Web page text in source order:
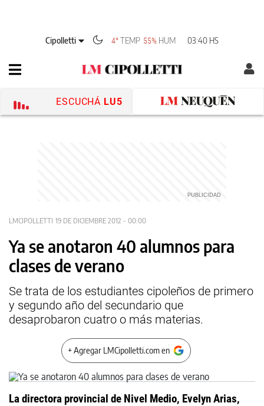
Cipolletti 4° TEMP 55% HUM 03:40 HS
ESCUCHÁ LU5
LMCIPOLLETTI 19 DE DICIEMBRE 2012 - 00:00
Ya se anotaron 40 alumnos para
clases de verano
Se trata de los estudiantes cipoleños de primero
y segundo año del secundario que
desaprobaron cuatro o más materias.
+ Agregar LMCipolletti.com en
La directora provincial de Nivel Medio, Evelyn Arias,